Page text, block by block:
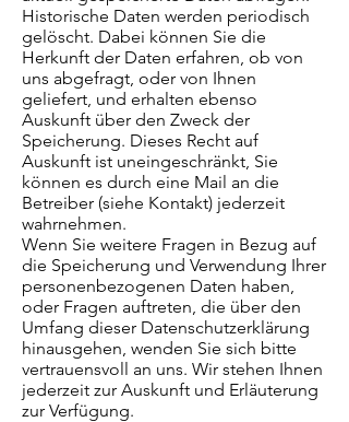
Historische Daten werden periodisch
gelöscht. Dabei können Sie die
Herkunft der Daten erfahren, ob von
uns abgefragt, oder von Ihnen
geliefert, und erhalten ebenso
Auskunft über den Zweck der
Speicherung. Dieses Recht auf
Auskunft ist uneingeschränkt, Sie
können es durch eine Mail an die
Betreiber (siehe Kontakt) jederzeit
wahrnehmen.
Wenn Sie weitere Fragen in Bezug auf
die Speicherung und Verwendung Ihrer
personenbezogenen Daten haben,
oder Fragen auftreten, die über den
Umfang dieser Datenschutzerklärung
hinausgehen, wenden Sie sich bitte
vertrauensvoll an uns. Wir stehen Ihnen
jederzeit zur Auskunft und Erläuterung
zur Verfügung.